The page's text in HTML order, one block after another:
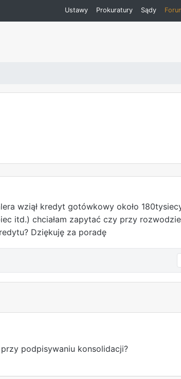
Ustawy Prokuratury Sądy
wziął kredyt gotówkowy około
itd.) chciałam zapytać czy przy
Dziękuję za poradę
podpisywaniu konsolidacji?